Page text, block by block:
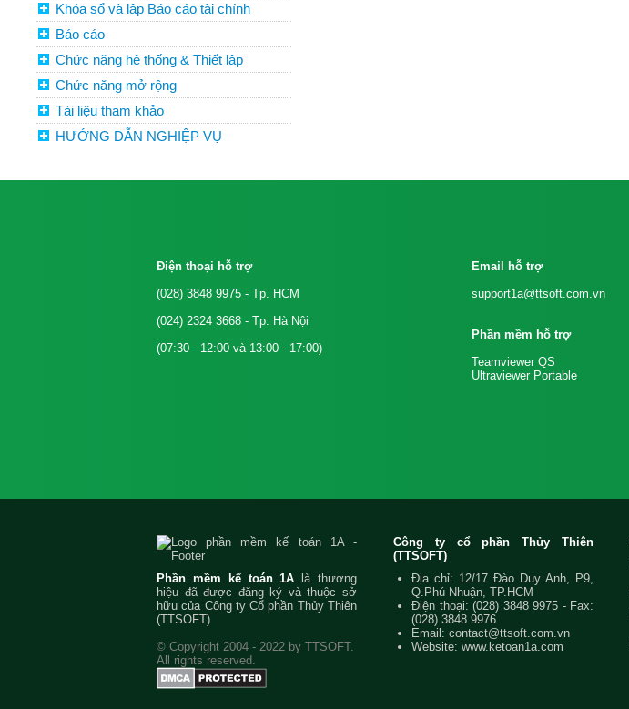
Khóa sổ và lập Báo cáo tài chính
Báo cáo
Chức năng hệ thống & Thiết lập
Chức năng mở rộng
Tài liệu tham khảo
HƯỚNG DẪN NGHIỆP VỤ
Điện thoại hỗ trợ
(028) 3848 9975 - Tp. HCM
(024) 2324 3668 - Tp. Hà Nội
(07:30 - 12:00 và 13:00 - 17:00)
Email hỗ trợ
support1a@ttsoft.com.vn
Phần mềm hỗ trợ
Teamviewer QS
Ultraviewer Portable
Phần mềm kế toán 1A là thương
hiệu đã được đăng ký và thuộc sở
hữu của Công ty Cổ phần Thủy Thiên
(TTSOFT)
© Copyright 2004 - 2022 by TTSOFT.
All rights reserved.
Công ty cổ phần Thủy Thiên
(TTSOFT)
Địa chỉ: 12/17 Đào Duy Anh, P9,
Q.Phú Nhuận, TP.HCM
Điện thoại: (028) 3848 9975 - Fax:
(028) 3848 9976
Email: contact@ttsoft.com.vn
Website: www.ketoan1a.com